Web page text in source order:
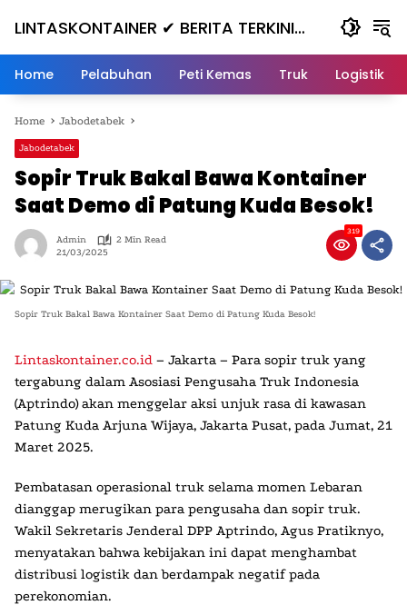
LINTASKONTAINER ✔ BERITA TERKINI
KONTAINER TERBARU HARI INI
Home Pelabuhan Peti Kemas Truk Logistik
Home Jabodetabek
Jabodetabek
Sopir Truk Bakal Bawa Kontainer
Saat Demo di Patung Kuda Besok!
Admin
2 Min Read
21/03/2025
319
Sopir Truk Bakal Bawa Kontainer Saat Demo di Patung Kuda Besok!
Lintaskontainer.co.id – Jakarta – Para sopir truk yang
tergabung dalam Asosiasi Pengusaha Truk Indonesia
(Aptrindo) akan menggelar aksi unjuk rasa di kawasan
Patung Kuda Arjuna Wijaya, Jakarta Pusat, pada Jumat, 21
Maret 2025.
Pembatasan operasional truk selama momen Lebaran
dianggap merugikan para pengusaha dan sopir truk.
Wakil Sekretaris Jenderal DPP Aptrindo, Agus Pratiknyo,
menyatakan bahwa kebijakan ini dapat menghambat
distribusi logistik dan berdampak negatif pada
perekonomian.